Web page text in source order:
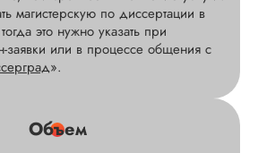
магистерскую по диссертации в
это нужно указать при
заявки или в процессе общения с
».
Объем